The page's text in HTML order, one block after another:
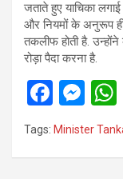
जताते हुए याचिका
और नियमों के अनुरूप
तकलीफ होती है. उन्होंने
रोड़ा पैदा करना है.
F
a
ce
M
es
se
h
Tags: Minister